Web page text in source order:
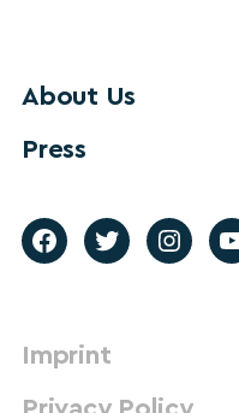
About Us
Press
Imprint